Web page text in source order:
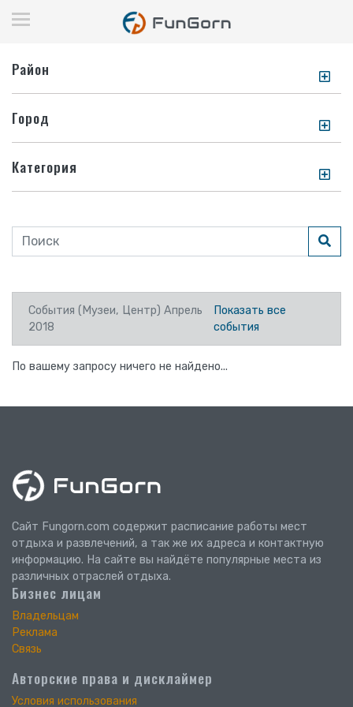
Район
Город
Категория
События (Музеи, Центр) Апрель
2018
Показать все
события
По вашему запросу ничего не найдено...
Сайт Fungorn.com содержит расписание работы мест
отдыха и развлечений, а так же их адреса и контактную
информацию. На сайте вы найдёте популярные места из
различных отраслей отдыха.
Бизнес лицам
Владельцам
Реклама
Связь
Авторские права и дисклаймер
Условия использования